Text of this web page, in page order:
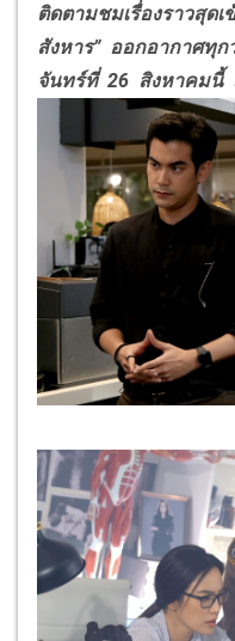
ติดตามชมเรื่องราวสุด
สังหาร” ออกอากาศทุ
จันทร์ที่ 26 สิงหาคมนี้